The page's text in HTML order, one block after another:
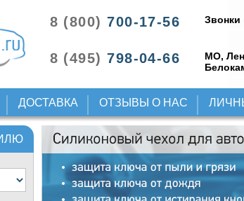
8 (800) 700-17-56
8 (495) 798-04-66
Звонки
МО,
ДОСТАВКА ОТЗЫВЫ О НАС